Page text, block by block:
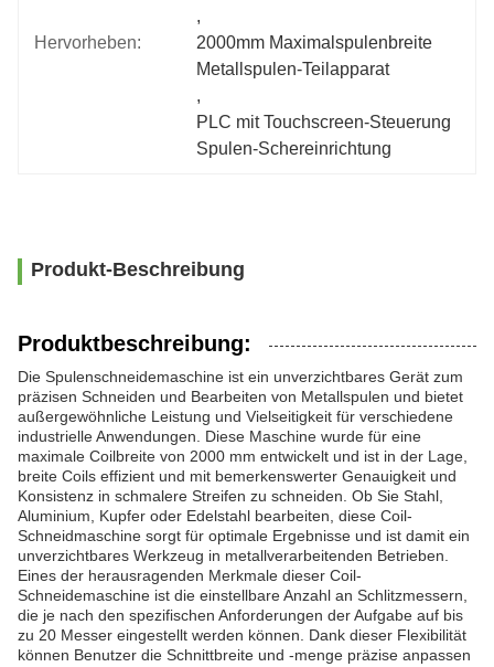
Hervorheben:
,
2000mm Maximalspulenbreite
Metallspulen-Teilapparat
,
PLC mit Touchscreen-Steuerung
Spulen-Schereinrichtung
Produkt-Beschreibung
Produktbeschreibung:
Die Spulenschneidemaschine ist ein unverzichtbares Gerät zum
präzisen Schneiden und Bearbeiten von Metallspulen und bietet
außergewöhnliche Leistung und Vielseitigkeit für verschiedene
industrielle Anwendungen. Diese Maschine wurde für eine
maximale Coilbreite von 2000 mm entwickelt und ist in der Lage,
breite Coils effizient und mit bemerkenswerter Genauigkeit und
Konsistenz in schmalere Streifen zu schneiden. Ob Sie Stahl,
Aluminium, Kupfer oder Edelstahl bearbeiten, diese Coil-
Schneidmaschine sorgt für optimale Ergebnisse und ist damit ein
unverzichtbares Werkzeug in metallverarbeitenden Betrieben.
Eines der herausragenden Merkmale dieser Coil-
Schneidemaschine ist die einstellbare Anzahl an Schlitzmessern,
die je nach den spezifischen Anforderungen der Aufgabe auf bis
zu 20 Messer eingestellt werden können. Dank dieser Flexibilität
können Benutzer die Schnittbreite und -menge präzise anpassen